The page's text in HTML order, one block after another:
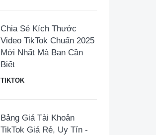
Chia Sẻ Kích Thước
Video TikTok Chuẩn 2025
Mới Nhất Mà Bạn Cần
Biết
TIKTOK
Bảng Giá Tài Khoản
TikTok Giá Rẻ, Uy Tín -